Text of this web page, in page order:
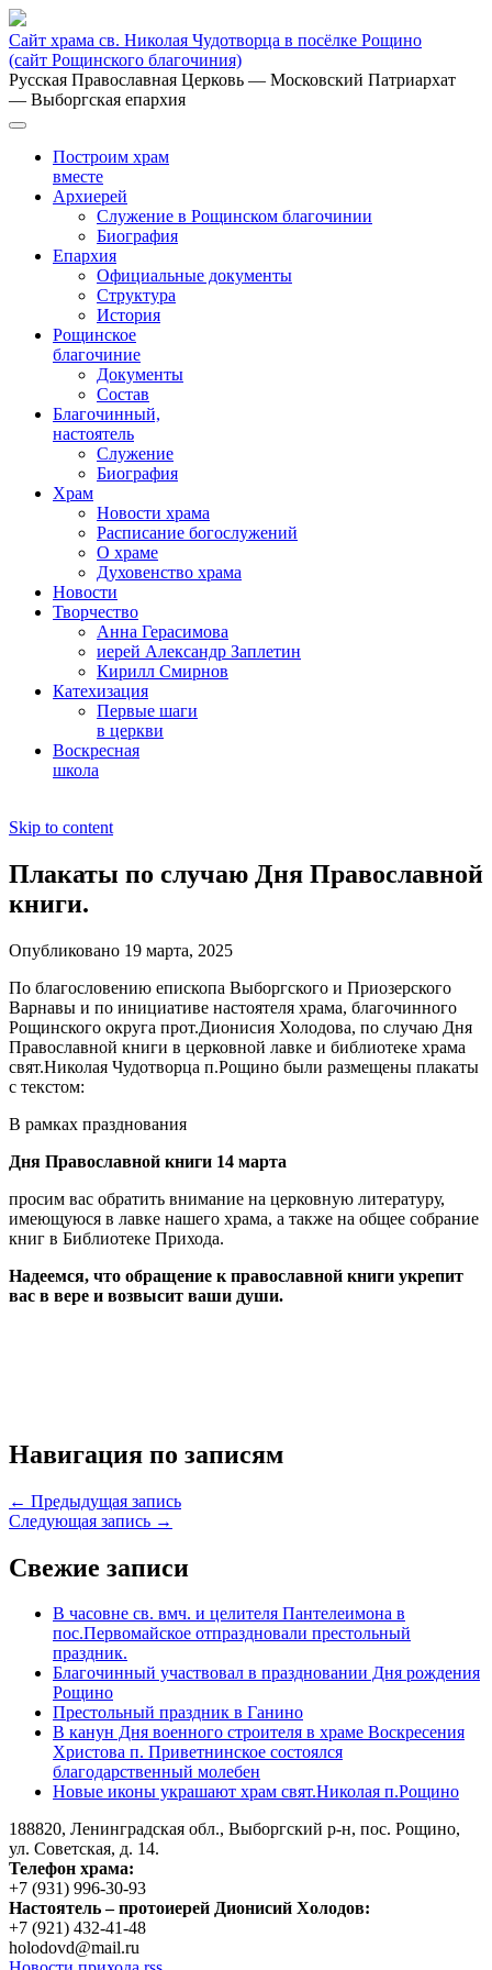
Сайт храма св. Николая Чудотворца в посёлке Рощино
(сайт Рощинского благочиния)
Русская Православная Церковь — Московский Патриархат
— Выборгская епархия
Построим храм
вместе
Архиерей
Служение в Рощинском благочинии
Биография
Епархия
Официальные документы
Структура
История
Рощинское
благочиние
Документы
Состав
Благочинный,
настоятель
Служение
Биография
Храм
Новости храма
Расписание богослужений
О храме
Духовенство храма
Новости
Творчество
Анна Герасимова
иерей Александр Заплетин
Кирилл Смирнов
Катехизация
Первые шаги
в церкви
Воскресная
школа
Skip to content
Плакаты по случаю Дня Православной
книги.
Опубликовано 19 марта, 2025
По благословению епископа Выборгского и Приозерского
Варнавы и по инициативе настоятеля храма, благочинного
Рощинского округа прот.Дионисия Холодова, по случаю Дня
Православной книги в церковной лавке и библиотеке храма
свят.Николая Чудотворца п.Рощино были размещены плакаты
с текстом:
В рамках празднования
Дня Православной книги 14 марта
просим вас обратить внимание на церковную литературу,
имеющуюся в лавке нашего храма, а также на общее собрание
книг в Библиотеке Прихода.
Надеемся, что обращение к православной книги укрепит
вас в вере и возвысит ваши души.
Навигация по записям
← Предыдущая запись
Следующая запись →
Свежие записи
В часовне св. вмч. и целителя Пантелеимона в
пос.Первомайское отпраздновали престольный
праздник.
Благочинный участвовал в праздновании Дня рождения
Рощино
Престольный праздник в Ганино
В канун Дня военного строителя в храме Воскресения
Христова п. Приветнинское состоялся
благодарственный молебен
Новые иконы украшают храм свят.Николая п.Рощино
188820, Ленинградская обл., Выборгский р-н, пос. Рощино,
ул. Советская, д. 14.
Телефон храма:
+7 (931) 996-30-93
Настоятель – протоиерей Дионисий Холодов:
+7 (921) 432-41-48
holodovd@mail.ru